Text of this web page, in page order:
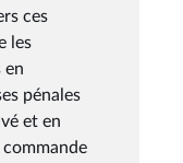
ces
les
en
pénales
et en
commande